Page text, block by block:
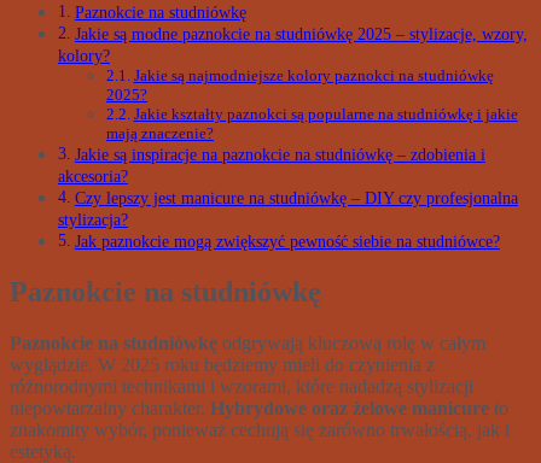
Paznokcie na studniówkę
Jakie są modne paznokcie na studniówkę 2025 – stylizacje, wzory,
kolory?
Jakie są najmodniejsze kolory paznokci na studniówkę
2025?
Jakie kształty paznokci są popularne na studniówkę i jakie
mają znaczenie?
Jakie są inspiracje na paznokcie na studniówkę – zdobienia i
akcesoria?
Czy lepszy jest manicure na studniówkę – DIY czy profesjonalna
stylizacja?
Jak paznokcie mogą zwiększyć pewność siebie na studniówce?
Paznokcie na studniówkę
Paznokcie na studniówkę odgrywają kluczową rolę w całym
wyglądzie. W 2025 roku będziemy mieli do czynienia z
różnorodnymi technikami i wzorami, które nadadzą stylizacji
niepowtarzalny charakter. Hybrydowe oraz żelowe manicure to
znakomity wybór, ponieważ cechują się zarówno trwałością, jak i
estetyką.